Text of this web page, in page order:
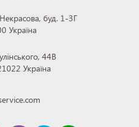
буд. 1-3Г
Україна
44В
Україна